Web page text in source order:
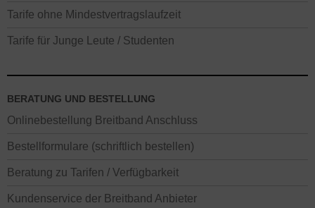
Tarife ohne Mindestvertragslaufzeit
Tarife für Junge Leute / Studenten
BERATUNG UND BESTELLUNG
Onlinebestellung Breitband Anschluss
Bestellformulare (schriftlich bestellen)
Beratung zu Tarifen / Verfügbarkeit
Kundenservice der Breitband Anbieter